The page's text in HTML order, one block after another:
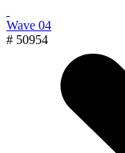
Wave 04
# 50954